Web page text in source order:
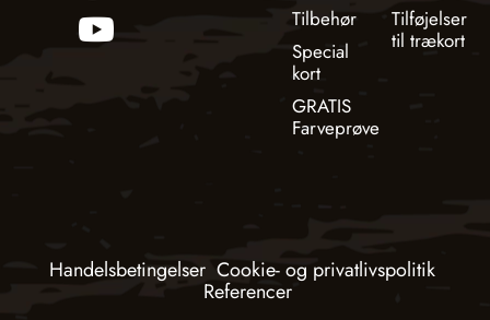
Tilbehør
Special
kort
GRATIS
Farveprøve
Tilføjelser
til trækort
Handelsbetingelser Cookie- og privatlivspolitik
Referencer